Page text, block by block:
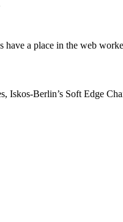
a place in the web
Berlin’s Soft Edge